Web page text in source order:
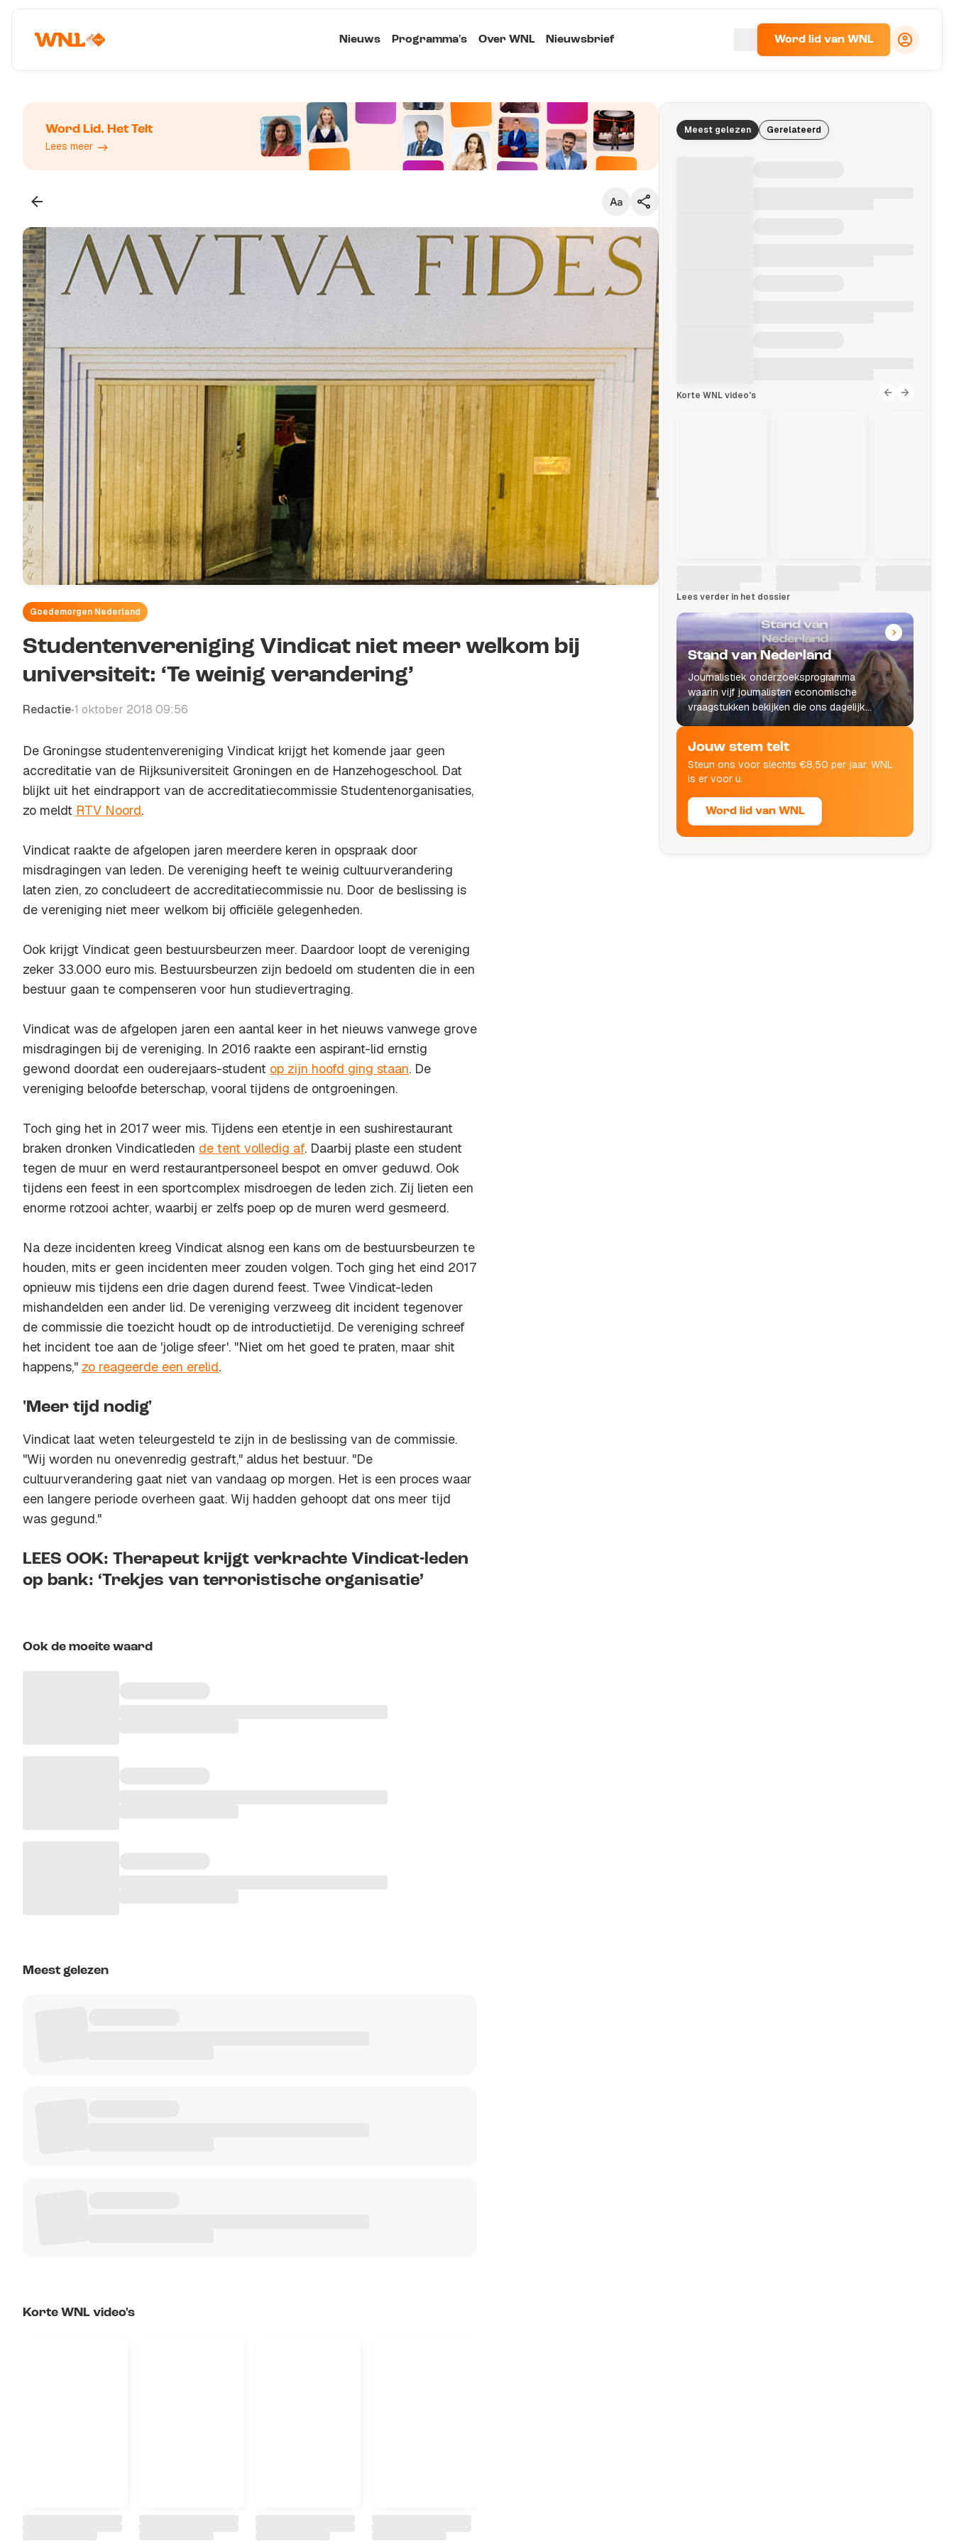
Nieuws Programma's Over WNL Nieuwsbrief Word lid van WNL
Word Lid. Het Telt
Lees meer
Klein
Groot
Kopieer link
Goedemorgen Nederland
Studentenvereniging Vindicat niet meer welkom bij
universiteit: ‘Te weinig verandering’
Redactie•1 oktober 2018 09:56
De Groningse studentenvereniging Vindicat krijgt het komende jaar geen
accreditatie van de Rijksuniversiteit Groningen en de Hanzehogeschool. Dat
blijkt uit het eindrapport van de accreditatiecommissie Studentenorganisaties,
zo meldt RTV Noord.
Vindicat raakte de afgelopen jaren meerdere keren in opspraak door
misdragingen van leden. De vereniging heeft te weinig cultuurverandering
laten zien, zo concludeert de accreditatiecommissie nu. Door de beslissing is
de vereniging niet meer welkom bij officiële gelegenheden.
Ook krijgt Vindicat geen bestuursbeurzen meer. Daardoor loopt de vereniging
zeker 33.000 euro mis. Bestuursbeurzen zijn bedoeld om studenten die in een
bestuur gaan te compenseren voor hun studievertraging.
Vindicat was de afgelopen jaren een aantal keer in het nieuws vanwege grove
misdragingen bij de vereniging. In 2016 raakte een aspirant-lid ernstig
gewond doordat een ouderejaars-student op zijn hoofd ging staan. De
vereniging beloofde beterschap, vooral tijdens de ontgroeningen.
Toch ging het in 2017 weer mis. Tijdens een etentje in een sushirestaurant
braken dronken Vindicatleden de tent volledig af. Daarbij plaste een student
tegen de muur en werd restaurantpersoneel bespot en omver geduwd. Ook
tijdens een feest in een sportcomplex misdroegen de leden zich. Zij lieten een
enorme rotzooi achter, waarbij er zelfs poep op de muren werd gesmeerd.
Na deze incidenten kreeg Vindicat alsnog een kans om de bestuursbeurzen te
houden, mits er geen incidenten meer zouden volgen. Toch ging het eind 2017
opnieuw mis tijdens een drie dagen durend feest. Twee Vindicat-leden
mishandelden een ander lid. De vereniging verzweeg dit incident tegenover
de commissie die toezicht houdt op de introductietijd. De vereniging schreef
het incident toe aan de 'jolige sfeer'. "Niet om het goed te praten, maar shit
happens," zo reageerde een erelid.
'Meer tijd nodig'
Vindicat laat weten teleurgesteld te zijn in de beslissing van de commissie.
"Wij worden nu onevenredig gestraft," aldus het bestuur. "De
cultuurverandering gaat niet van vandaag op morgen. Het is een proces waar
een langere periode overheen gaat. Wij hadden gehoopt dat ons meer tijd
was gegund."
LEES OOK: Therapeut krijgt verkrachte Vindicat-leden
op bank: ‘Trekjes van terroristische organisatie’
Ook de moeite waard
Meest gelezen
Korte WNL video's
Meest gelezen Gerelateerd
Korte WNL video's
Lees verder in het dossier
Stand van Nederland
Journalistiek onderzoeksprogramma
waarin vijf journalisten economische
vraagstukken bekijken die ons dagelijks
leven raken.
Jouw stem telt
Steun ons voor slechts €8,50 per jaar. WNL
is er voor u.
Word lid van WNL